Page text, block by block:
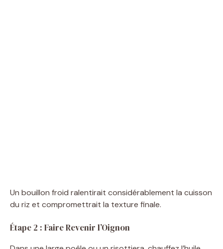
Un bouillon froid ralentirait considérablement la cuisson
du riz et compromettrait la texture finale.
Étape 2 : Faire Revenir l’Oignon